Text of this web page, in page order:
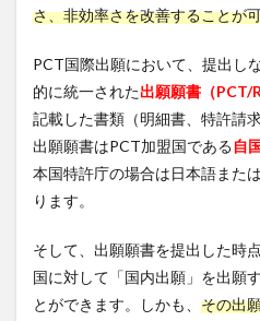
さ、非効率さを改善することが
PCT国際出願において、提出し
的に統一された出願願書（PCT/
記載した書類（明細書、特許請
出願願書はPCT加盟国である自
本国特許庁の場合は日本語また
ります。
そして、出願願書を提出した時
国に対して「国内出願」を出願
とができます。しかも、 その出